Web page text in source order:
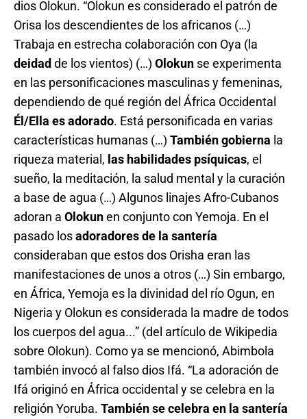
dios Olokun. “Olokun es considerado el patrón de
Orisa los descendientes de los africanos (…)
Trabaja en estrecha colaboración con Oya (la
deidadde los vientos) (…) Olokun se experimenta
en las personificaciones masculinas y femeninas,
dependiendo de qué región del África Occidental
Él/Ella es adorado. Está personificada en varias
características humanas (…) También gobierna la
riqueza material, las habilidades psíquicas, el
sueño, la meditación, la salud mental y la curación
a base de agua (…) Algunos linajes Afro-Cubanos
adoran a Olokunen conjunto con Yemoja. En el
pasado losadoradores de la santería
consideraban que estos dos Orisha eran las
manifestaciones de unos a otros (…) Sin embargo,
en África, Yemoja es la divinidad del río Ogun, en
Nigeria y Olokun es considerada la madre de todos
los cuerpos del agua...” (del artículo de Wikipedia
sobre Olokun). Como ya se mencionó, Abimbola
también invocó al falso dios Ifá. “La adoración de
Ifá originó en África occidental y se celebra en la
religión Yoruba. También se celebra en la santería